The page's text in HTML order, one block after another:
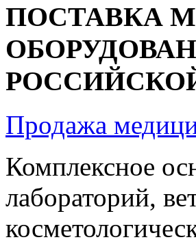
ПОСТАВКА
Продажа
Комплексное
лабораторий,